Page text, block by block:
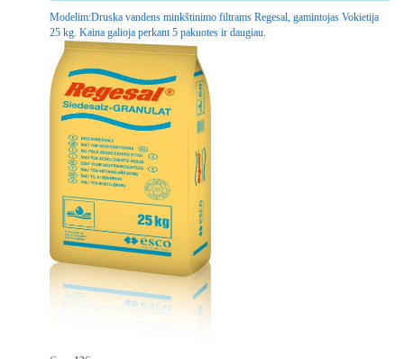
Modelim:Druska vandens minkštinimo filtrams Regesal, gamintojas Vokietija
25 kg. Kaina galioja perkant 5 pakuotes ir daugiau.